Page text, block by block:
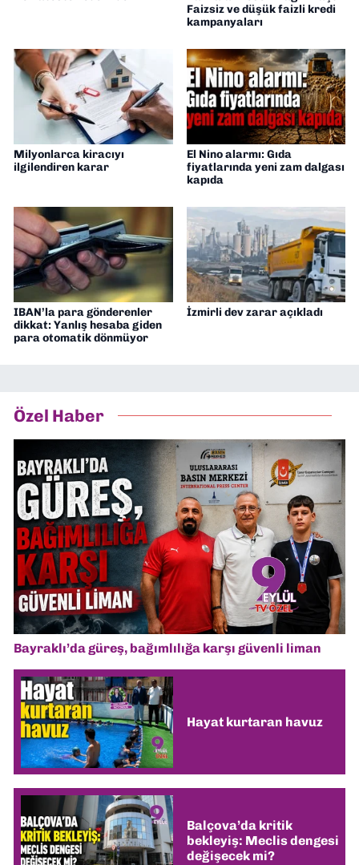
Faizsiz ve düşük faizli kredi
kampanyaları
Milyonlarca kiracıyı
ilgilendiren karar
El Nino alarmı: Gıda
fiyatlarında yeni zam dalgası
kapıda
IBAN’la para gönderenler
dikkat: Yanlış hesaba giden
para otomatik dönmüyor
İzmirli dev zarar açıkladı
Özel Haber
Bayraklı’da güreş, bağımlılığa karşı güvenli liman
Hayat kurtaran havuz
Balçova’da kritik
bekleyiş: Meclis dengesi
değişecek mi?